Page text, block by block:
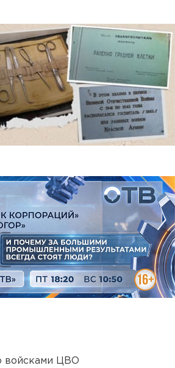
войсками ЦВО